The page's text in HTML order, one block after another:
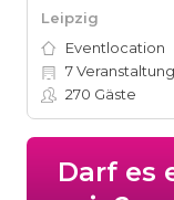
Leipzig
Eventlocation
7
270 Gäste
Darf es